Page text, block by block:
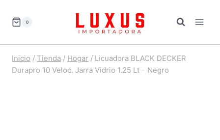
0
Inicio / Tienda / Hogar / Licuadora BLACK DECKER
Durapro 10 Veloc. Jarra Vidrio 1.25 Lt – Negro